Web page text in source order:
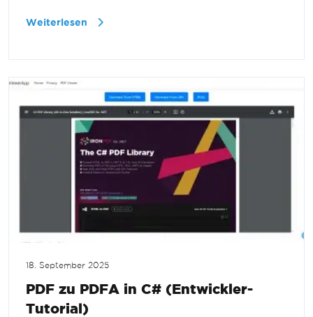
Weiterlesen
18. September 2025
PDF zu PDFA in C# (Entwickler-
Tutorial)